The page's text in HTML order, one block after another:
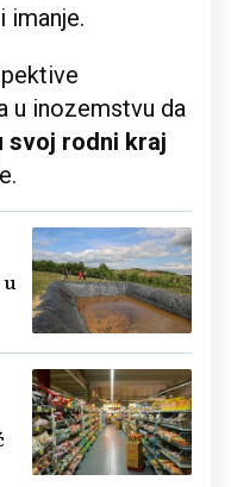
imanje.
u inozemstvu da
svoj rodni kraj
u